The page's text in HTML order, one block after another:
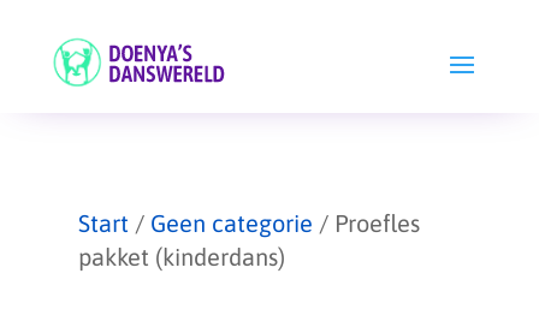
Start / Geen categorie / Proefles
pakket (kinderdans)